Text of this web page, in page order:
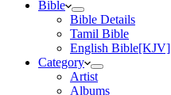
Bible
Bible Details
Tamil Bible
English Bible[KJV]
Category
Artist
Albums